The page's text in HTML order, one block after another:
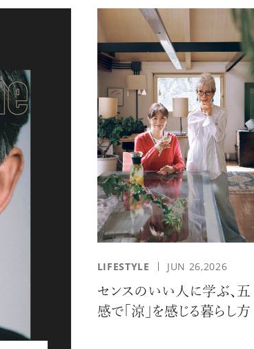
LIFESTYLE JUN 26,2026
センスのいい人に学ぶ、五
感で「涼」を感じる暮らし方